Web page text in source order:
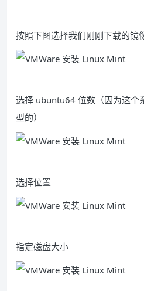
按照下图选择我们刚刚下载的镜
选择 ubuntu64 位数（因为这个
型的）
选择位置
指定磁盘大小